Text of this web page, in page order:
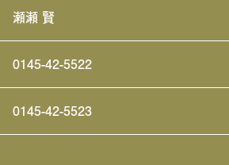
瀬瀬 賢
0145-42-5522
0145-42-5523